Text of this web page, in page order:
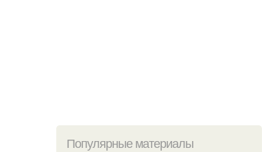
Популярные материалы